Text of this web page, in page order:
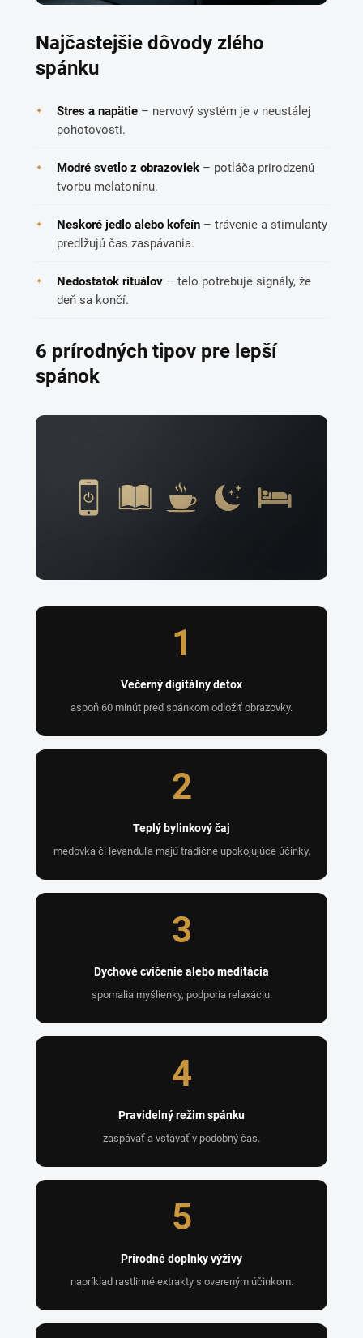
Najčastejšie dôvody zlého
spánku
Stres a napätie – nervový systém je v neustálej
pohotovosti.
Modré svetlo z obrazoviek – potláča prirodzenú
tvorbu melatonínu.
Neskoré jedlo alebo kofeín – trávenie a stimulanty
predlžujú čas zaspávania.
Nedostatok rituálov – telo potrebuje signály, že
deň sa končí.
6 prírodných tipov pre lepší
spánok
1
Večerný digitálny detox
aspoň 60 minút pred spánkom odložiť obrazovky.
2
Teplý bylinkový čaj
medovka či levanduľa majú tradične upokojujúce účinky.
3
Dychové cvičenie alebo meditácia
spomalia myšlienky, podporia relaxáciu.
4
Pravidelný režim spánku
zaspávať a vstávať v podobný čas.
5
Prírodné doplnky výživy
napríklad rastlinné extrakty s overeným účinkom.